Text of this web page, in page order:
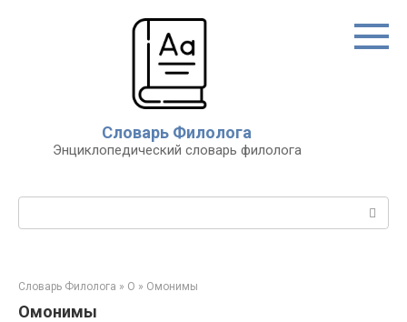
Словарь Филолога
Энциклопедический словарь филолога
Словарь Филолога » О » Омонимы
Омонимы